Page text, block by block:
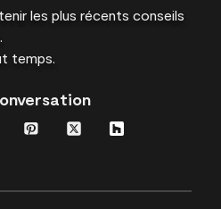
les plus récents conseils
temps.